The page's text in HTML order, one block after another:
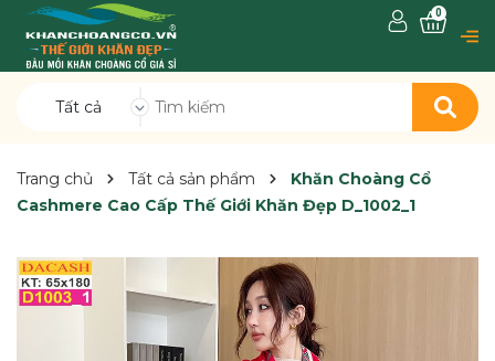
Tất cả
0
Trang chủ Tất cả sản phẩm
Khăn Choàng Cổ
Cashmere Cao Cấp Thế Giới Khăn Đẹp D_1002_1